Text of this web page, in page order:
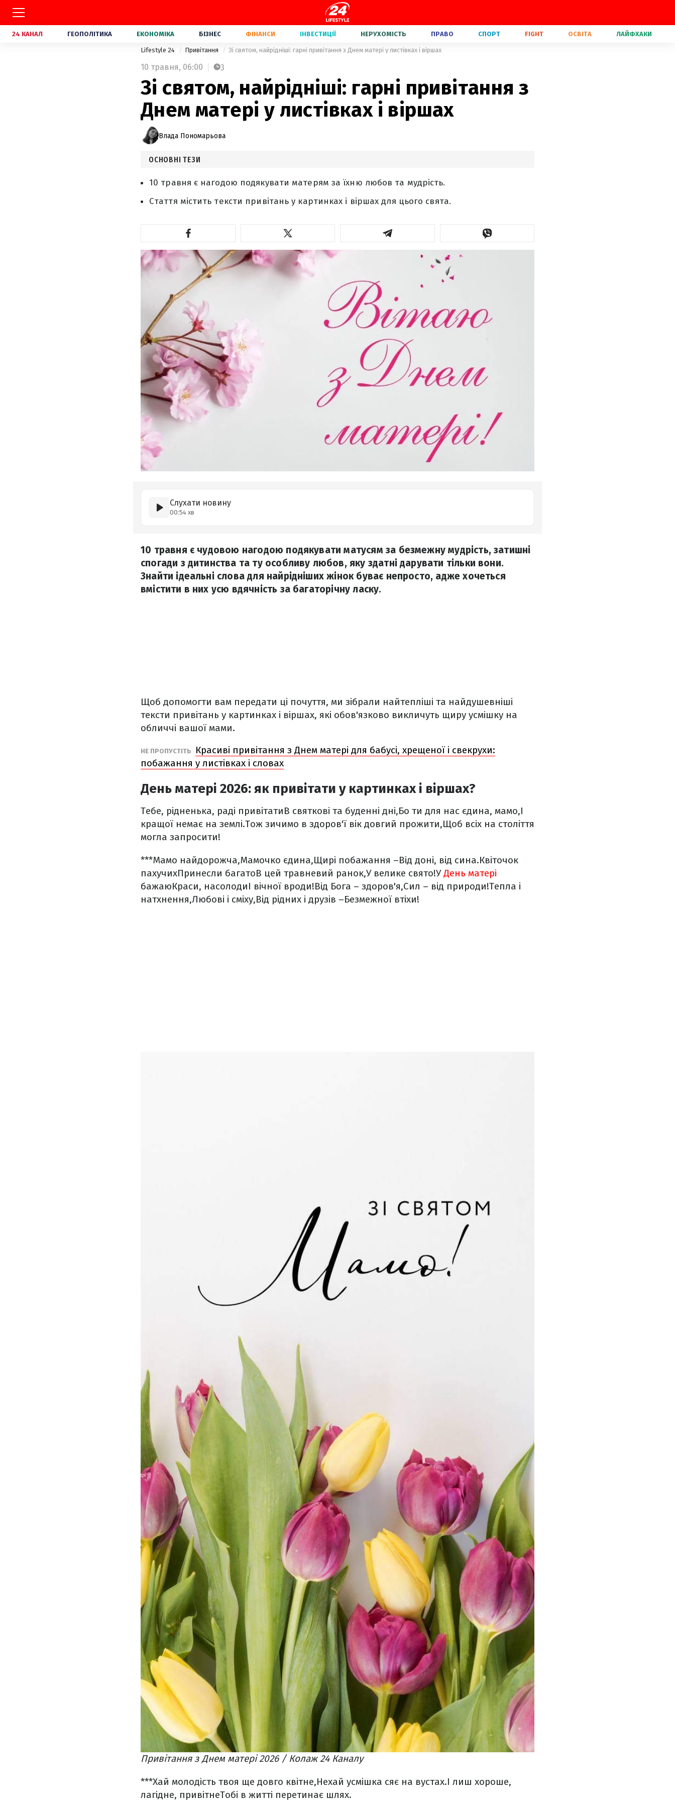
24 КАНАЛ ГЕОПОЛІТИКА ЕКОНОМІКА БІЗНЕС ФІНАНСИ ІНВЕСТИЦІЇ НЕРУХОМІСТЬ ПРАВО СПОРТ FIGHT ОСВІТА ЛАЙФХАКИ
Lifestyle 24 Привітання Зі святом, найрідніші: гарні привітання з Днем матері у листівках і віршах
10 травня, 06:00 3
Зі святом, найрідніші: гарні привітання з
Днем матері у листівках і віршах
Влада Пономарьова
ОСНОВНІ ТЕЗИ
10 травня є нагодою подякувати матерям за їхню любов та мудрість.
Стаття містить тексти привітань у картинках і віршах для цього свята.
Слухати новину
00:54 хв
10 травня є чудовою нагодою подякувати матусям за безмежну мудрість, затишні
спогади з дитинства та ту особливу любов, яку здатні дарувати тільки вони.
Знайти ідеальні слова для найрідніших жінок буває непросто, адже хочеться
вмістити в них усю вдячність за багаторічну ласку.
Щоб допомогти вам передати ці почуття, ми зібрали найтепліші та найдушевніші
тексти привітань у картинках і віршах, які обов'язково викличуть щиру усмішку на
обличчі вашої мами.
НЕ ПРОПУСТІТЬ
Красиві привітання з Днем матері для бабусі, хрещеної і свекрухи:
побажання у листівках і словах
День матері 2026: як привітати у картинках і віршах?
Тебе, рідненька, раді привітатиВ святкові та буденні дні,Бо ти для нас єдина, мамо,І
кращої немає на землі.Тож зичимо в здоров'ї вік довгий прожити,Щоб всіх на століття
могла запросити!
***Мамо найдорожча,Мамочко єдина,Щирі побажання –Від доні, від сина.Квіточок
пахучихПринесли багатоВ цей травневий ранок,У велике свято!УДень матері
бажаюКраси, насолодиІ вічної вроди!Від Бога – здоров'я,Сил – від природи!Тепла і
натхнення,Любові і сміху,Від рідних і друзів –Безмежної втіхи!
Привітання з Днем матері 2026 / Колаж 24 Каналу
***Xай молодість твоя ще довго квітне,Нехай усмішка сяє на вустах.І лиш хороше,
лагідне, привітнеТобі в житті перетинає шлях.